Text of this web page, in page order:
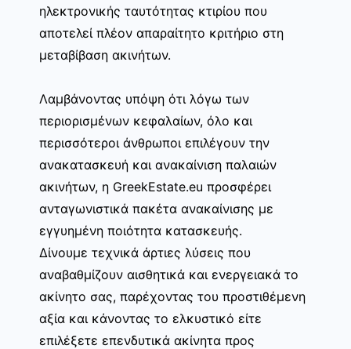
ηλεκτρονικής ταυτότητας κτιρίου που
αποτελεί πλέον απαραίτητο κριτήριο στη
μεταβίβαση ακινήτων.
Λαμβάνοντας υπόψη ότι λόγω των
περιορισμένων κεφαλαίων, όλο και
περισσότεροι άνθρωποι επιλέγουν την
ανακατασκευή και ανακαίνιση παλαιών
ακινήτων, η GreekEstate.eu προσφέρει
ανταγωνιστικά πακέτα ανακαίνισης με
εγγυημένη ποιότητα κατασκευής.
Δίνουμε τεχνικά άρτιες λύσεις που
αναβαθμίζουν αισθητικά και ενεργειακά το
ακίνητο σας, παρέχοντας του προστιθέμενη
αξία και κάνοντας το ελκυστικό είτε
επιλέξετε επενδυτικά ακίνητα προς